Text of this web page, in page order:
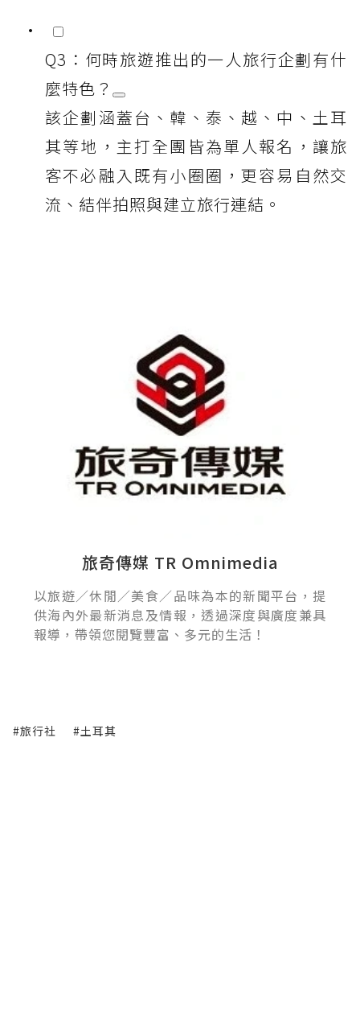
Q3：何時旅遊推出的一人旅行企劃有什
麼特色？
該企劃涵蓋台、韓、泰、越、中、土耳
其等地，主打全團皆為單人報名，讓旅
客不必融入既有小圈圈，更容易自然交
流、結伴拍照與建立旅行連結。
旅奇傳媒 TR Omnimedia
以旅遊／休閒／美食／品味為本的新聞平台，提
供海內外最新消息及情報，透過深度與廣度兼具
報導，帶領您閱覽豐富、多元的生活！
#旅行社 #土耳其